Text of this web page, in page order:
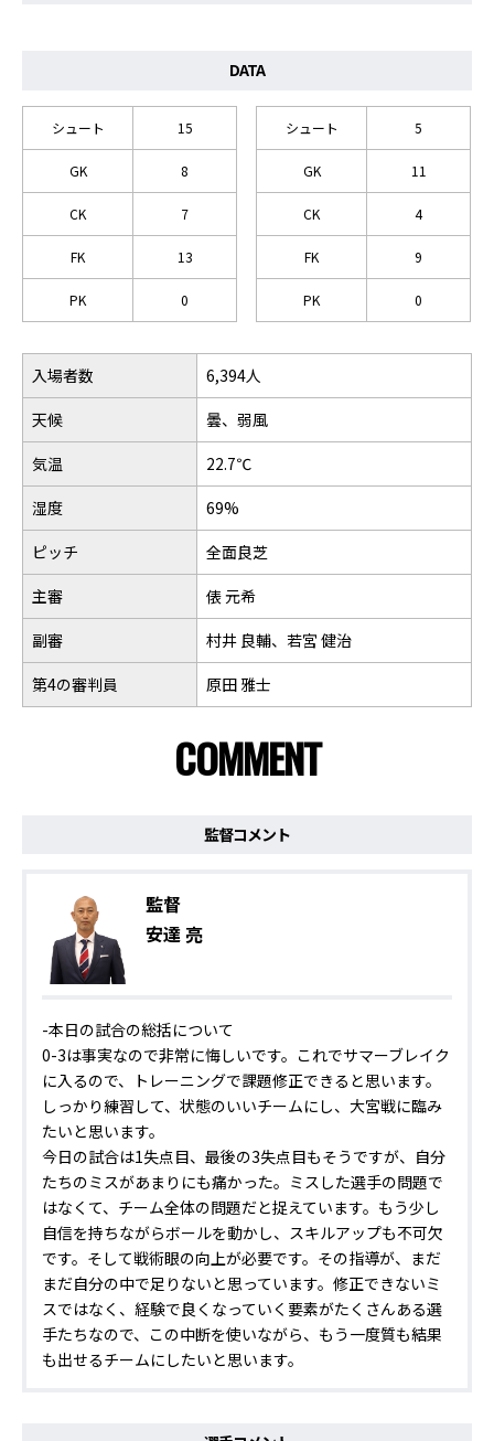
DATA
シュート 15
GK 8
CK 7
FK 13
PK 0
シュート 5
GK 11
CK 4
FK 9
PK 0
入場者数
6,394人
天候
曇、弱風
気温
22.7℃
湿度
69%
ピッチ
全面良芝
主審
俵 元希
副審
村井 良輔、若宮 健治
第4の審判員
原田 雅士
COMMENT
監督コメント
監督
安達 亮
-本日の試合の総括について
0-3は事実なので非常に悔しいです。これでサマーブレイク
に入るので、トレーニングで課題修正できると思います。
しっかり練習して、状態のいいチームにし、大宮戦に臨み
たいと思います。
今日の試合は1失点目、最後の3失点目もそうですが、自分
たちのミスがあまりにも痛かった。ミスした選手の問題で
はなくて、チーム全体の問題だと捉えています。もう少し
自信を持ちながらボールを動かし、スキルアップも不可欠
です。そして戦術眼の向上が必要です。その指導が、まだ
まだ自分の中で足りないと思っています。修正できないミ
スではなく、経験で良くなっていく要素がたくさんある選
手たちなので、この中断を使いながら、もう一度質も結果
も出せるチームにしたいと思います。